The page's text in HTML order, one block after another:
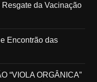
da Vacinação
Encontrão das
“VIOLA ORGÂNICA”